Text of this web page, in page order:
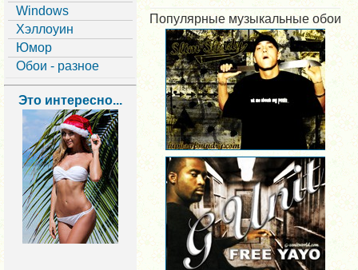
Windows
Хэллоуин
Юмор
Обои - разное
Это интересно...
Популярные музыкальные обои